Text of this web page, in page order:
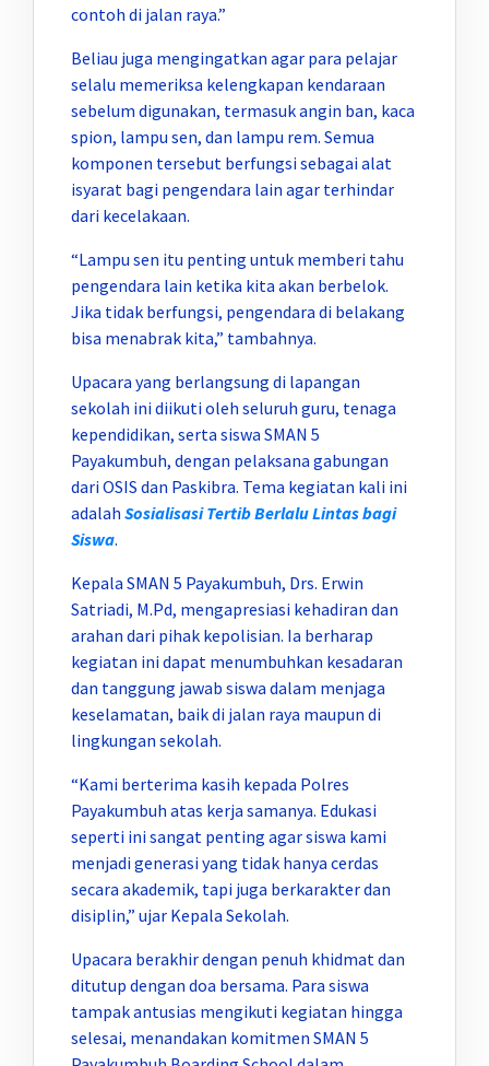
contoh di jalan raya.”
Beliau juga mengingatkan agar para pelajar
selalu memeriksa kelengkapan kendaraan
sebelum digunakan, termasuk angin ban, kaca
spion, lampu sen, dan lampu rem. Semua
komponen tersebut berfungsi sebagai alat
isyarat bagi pengendara lain agar terhindar
dari kecelakaan.
“Lampu sen itu penting untuk memberi tahu
pengendara lain ketika kita akan berbelok.
Jika tidak berfungsi, pengendara di belakang
bisa menabrak kita,” tambahnya.
Upacara yang berlangsung di lapangan
sekolah ini diikuti oleh seluruh guru, tenaga
kependidikan, serta siswa SMAN 5
Payakumbuh, dengan pelaksana gabungan
dari OSIS dan Paskibra. Tema kegiatan kali ini
adalah Sosialisasi Tertib Berlalu Lintas bagi
Siswa.
Kepala SMAN 5 Payakumbuh, Drs. Erwin
Satriadi, M.Pd, mengapresiasi kehadiran dan
arahan dari pihak kepolisian. Ia berharap
kegiatan ini dapat menumbuhkan kesadaran
dan tanggung jawab siswa dalam menjaga
keselamatan, baik di jalan raya maupun di
lingkungan sekolah.
“Kami berterima kasih kepada Polres
Payakumbuh atas kerja samanya. Edukasi
seperti ini sangat penting agar siswa kami
menjadi generasi yang tidak hanya cerdas
secara akademik, tapi juga berkarakter dan
disiplin,” ujar Kepala Sekolah.
Upacara berakhir dengan penuh khidmat dan
ditutup dengan doa bersama. Para siswa
tampak antusias mengikuti kegiatan hingga
selesai, menandakan komitmen SMAN 5